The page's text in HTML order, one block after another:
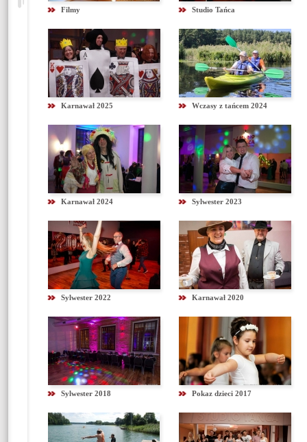
Filmy Studio Tańca
Karnawał 2025 Wczasy z tańcem 2024
Karnawał 2024 Sylwester 2023
Sylwester 2022 Karnawał 2020
Sylwester 2018 Pokaz dzieci 2017